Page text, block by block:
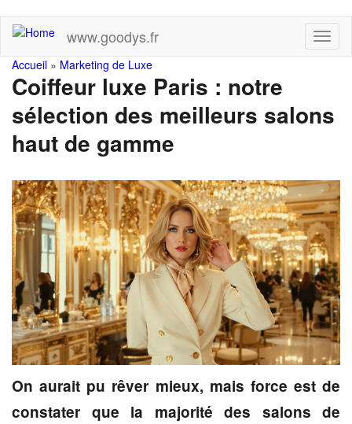
Skip
main
content
www.goodys.fr
You
are
here
Accueil » Marketing de Luxe
Coiffeur luxe Paris : notre
sélection des meilleurs salons
haut de gamme
On aurait pu rêver mieux, mais force est de
constater que la majorité des salons de